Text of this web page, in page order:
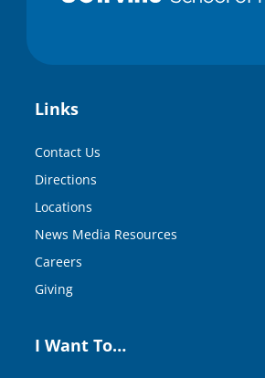
Links
Contact Us
Directions
Locations
News Media Resources
Careers
Giving
I Want To…